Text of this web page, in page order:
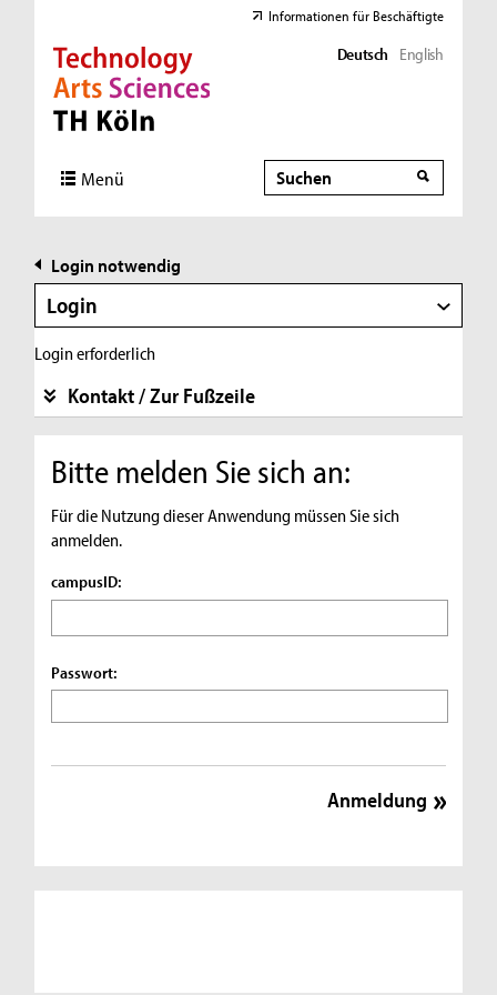
Direkt zur Hauptnavigation
Direkt zur Subnavigation
Direkt zum Inhalt
Direkt zum Fußbereich
Informationen für Beschäftigte
Deutsch English
Menü Suche
Suche
Login notwendig
Login
Login erforderlich
Kontakt / Zur Fußzeile
Bitte melden Sie sich an:
Für die Nutzung dieser Anwendung müssen Sie sich
anmelden.
campusID:
Passwort: